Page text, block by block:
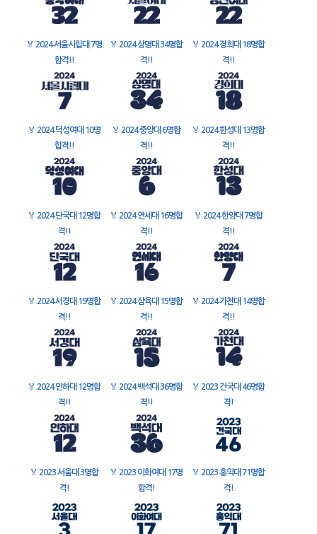
🏅 2024 서울시립대 7명
합격!!
🏅 2024 상명대 34명합
격!!
🏅 2024 경희대 18명합
격!!
🏅 2024 덕성여대 10명
합격!!
🏅 2024 중앙대 6명합
격!!
🏅 2024 한성대 13명합
격!!
🏅 2024 단국대 12명합
격!!
🏅 2024 연세대 16명합
격!!
🏅 2024 한양대 7명합
격!!
🏅 2024 서경대 19명합
격!!
🏅 2024 삼육대 15명합
격!!
🏅 2024 가천대 14명합
격!!
🏅 2024 인하대 12명합
격!!
🏅 2024 백석대 36명합
격!!
🏅 2023 건국대 46명합
격!
🏅 2023 서울대 3명합
격!
🏅 2023 이화여대 17명
합격!
🏅 2023 홍익대 71명합
격!